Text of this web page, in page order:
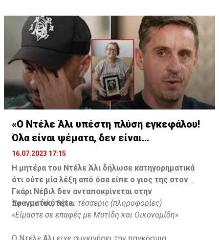
«Ο Ντέλε Άλι υπέστη πλύση εγκεφάλου!
Όλα είναι ψέματα, δεν είναι
υιοθετημένος»
16.07.2023 17:15
Η μητέρα του Ντέλε Άλι δήλωσε κατηγορηματικά
ότι ούτε μία λέξη από όσα είπε ο γιος της στον
Γκάρι Νέβιλ δεν ανταποκρίνεται στην
πραγματικότητα.
Έφυγαν δύο, θέλει τέσσερις (πληροφορίες)
«Είμαστε σε επαφές με Μυτίδη και Οικονομίδη»